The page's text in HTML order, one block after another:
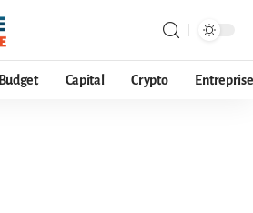
Budget Capital Crypto Entreprise